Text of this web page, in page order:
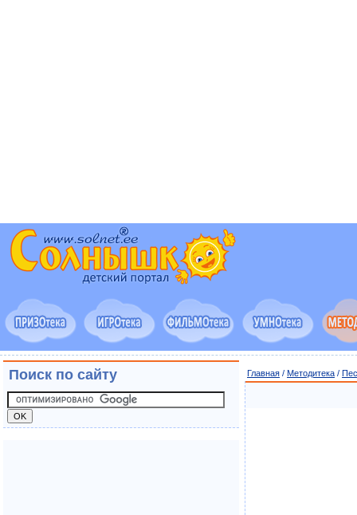
Главная / Методитека /
Поиск по сайту